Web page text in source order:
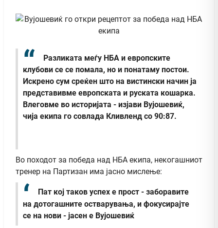
Разликата меѓу НБА и европските
клубови се се помала, но и понатаму постои.
Искрено сум среќен што на вистински начин ја
представивме европската и руската кошарка.
Влеговме во историјата - изјави Вујошевиќ,
чија екипа го совлада Кливленд со 90:87.
Во походот за победа над НБА екипа, некогашниот
тренер на Партизан има јасно мислење:
Пат кој таков успех е прост - заборавите
на дотогашните остварувања, и фокусирајте
се на нови - јасен е Вујошевиќ